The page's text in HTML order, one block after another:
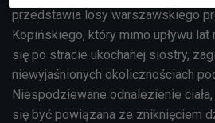
przedstawia losy warszawskiego
Kopińskiego, który mimo upływu
się po stracie ukochanej siostry,
niewyjaśnionych okolicznościach
Niespodziewane odnalezienie
się być powiązana ze zniknięciem